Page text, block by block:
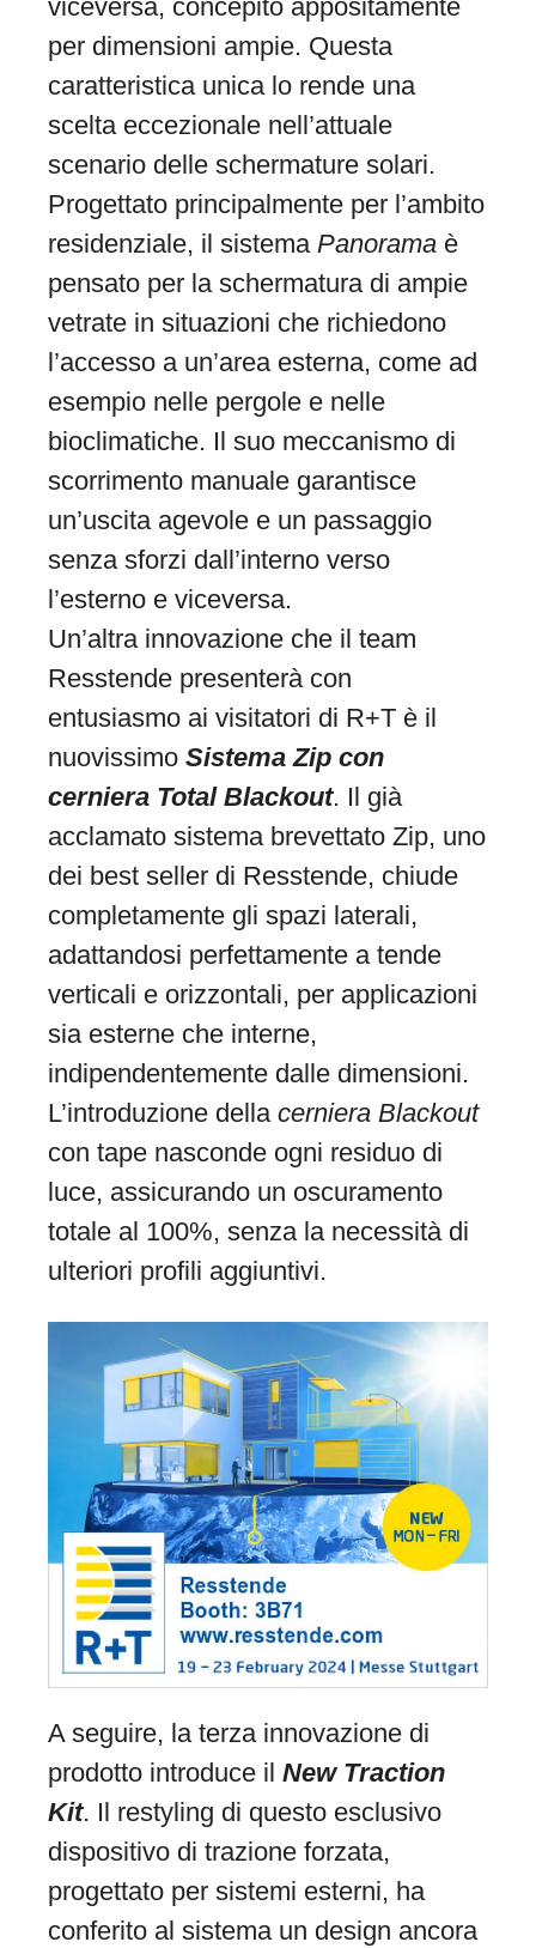
viceversa, concepito appositamente
per dimensioni ampie. Questa
caratteristica unica lo rende una
scelta eccezionale nell’attuale
scenario delle schermature solari.
Progettato principalmente per l’ambito
residenziale, il sistema Panorama è
pensato per la schermatura di ampie
vetrate in situazioni che richiedono
l’accesso a un’area esterna, come ad
esempio nelle pergole e nelle
bioclimatiche. Il suo meccanismo di
scorrimento manuale garantisce
un’uscita agevole e un passaggio
senza sforzi dall’interno verso
l’esterno e viceversa.
Un’altra innovazione che il team
Resstende presenterà con
entusiasmo ai visitatori di R+T è il
nuovissimo Sistema Zip con
cerniera Total Blackout. Il già
acclamato sistema brevettato Zip, uno
dei best seller di Resstende, chiude
completamente gli spazi laterali,
adattandosi perfettamente a tende
verticali e orizzontali, per applicazioni
sia esterne che interne,
indipendentemente dalle dimensioni.
L’introduzione della cerniera Blackout
con tape nasconde ogni residuo di
luce, assicurando un oscuramento
totale al 100%, senza la necessità di
ulteriori profili aggiuntivi.
A seguire, la terza innovazione di
prodotto introduce il New Traction
Kit. Il restyling di questo esclusivo
dispositivo di trazione forzata,
progettato per sistemi esterni, ha
conferito al sistema un design ancora